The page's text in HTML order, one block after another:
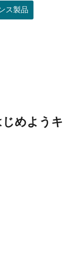
ス製品
めようキ